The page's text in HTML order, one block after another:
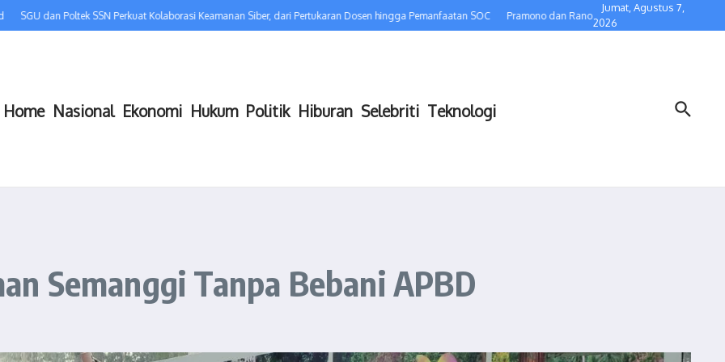
dan Poltek SSN Perkuat Kolaborasi Keamanan Siber, dari Pertukaran Dosen hingga Pemanfaatan SOC Pramono dan Rano Pastikan Satpam Tetap Bekerja,
Jumat, Agustus 7,
2026
Home Nasional Ekonomi Hukum Politik Hiburan Selebriti Teknologi
Semanggi Tanpa Bebani APBD